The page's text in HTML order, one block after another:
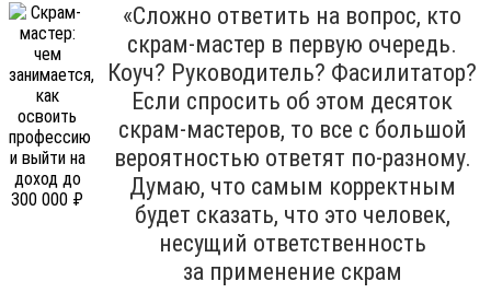
«Сложно ответить на вопрос, кто
скрам-мастер в первую очередь.
Коуч? Руководитель? Фасилитатор?
Если спросить об этом десяток
скрам-мастеров, то все с большой
вероятностью ответят по-разному.
Думаю, что самым корректным
будет сказать, что это человек,
несущий ответственность
за применение скрам